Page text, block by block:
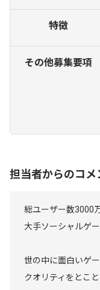
特徴
その他募集要項
担当者からのコメ
総ユーザー数3000
大手ソーシャルゲ
世の中に面白いゲ
クオリティをとこ